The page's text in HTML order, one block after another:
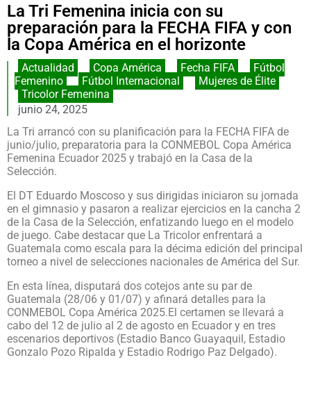
La Tri Femenina inicia con su
preparación para la FECHA FIFA y con
la Copa América en el horizonte
Actualidad Copa América Fecha FIFA
Fútbol
Femenino
Fútbol Internacional Mujeres de Élite
Tricolor Femenina
junio 24, 2025
La Tri arrancó con su planificación para la FECHA FIFA de
junio/julio, preparatoria para la CONMEBOL Copa América
Femenina Ecuador 2025 y trabajó en la Casa de la
Selección.
El DT Eduardo Moscoso y sus dirigidas iniciaron su jornada
en el gimnasio y pasaron a realizar ejercicios en la cancha 2
de la Casa de la Selección, enfatizando luego en el modelo
de juego. Cabe destacar que La Tricolor enfrentará a
Guatemala como escala para la décima edición del principal
torneo a nivel de selecciones nacionales de América del Sur.
En esta línea, disputará dos cotejos ante su par de
Guatemala (28/06 y 01/07) y afinará detalles para la
CONMEBOL Copa América 2025.El certamen se llevará a
cabo del 12 de julio al 2 de agosto en Ecuador y en tres
escenarios deportivos (Estadio Banco Guayaquil, Estadio
Gonzalo Pozo Ripalda y Estadio Rodrigo Paz Delgado).